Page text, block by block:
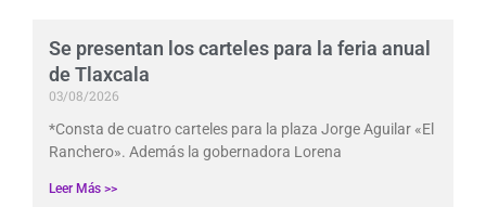
Se presentan los carteles para la feria anual
de Tlaxcala
03/08/2026
*Consta de cuatro carteles para la plaza Jorge Aguilar «El
Ranchero». Además la gobernadora Lorena
Leer Más >>